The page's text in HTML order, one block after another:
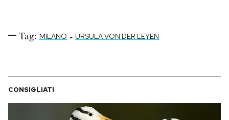
Tag: MILANO - URSULA VON DER LEYEN
CONSIGLIATI